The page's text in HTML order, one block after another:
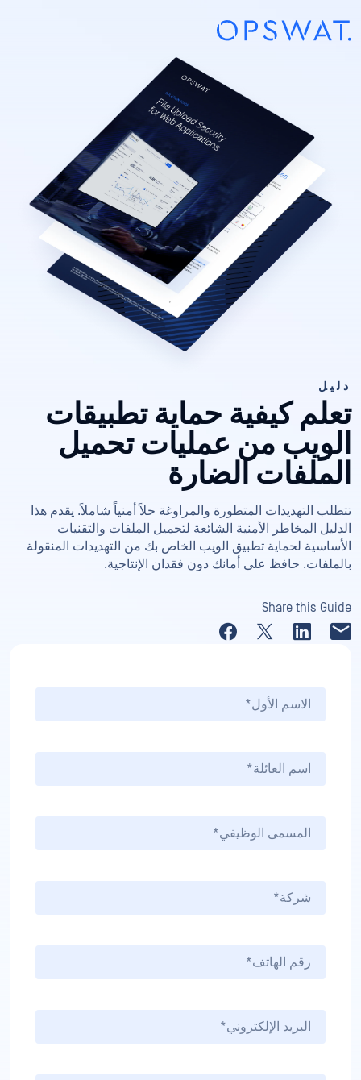
دليل
تعلم كيفية حماية تطبيقات
الويب من عمليات تحميل
الملفات الضارة
تتطلب التهديدات المتطورة والمراوغة حلاً أمنياً شاملاً. يقدم هذا
الدليل المخاطر الأمنية الشائعة لتحميل الملفات والتقنيات
الأساسية لحماية تطبيق الويب الخاص بك من التهديدات المنقولة
بالملفات. حافظ على أمانك دون فقدان الإنتاجية.
Share this Guide